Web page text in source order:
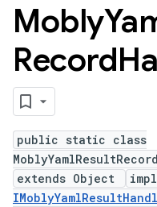
Mobly
Record
public static class
extends Object